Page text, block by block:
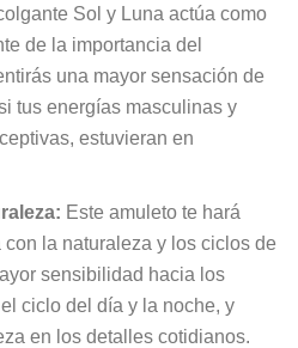
Sol y Luna actúa como
de la importancia del
una mayor sensación de
tus energías masculinas y
estuvieran en
Este amuleto te hará
la naturaleza y los ciclos de
sensibilidad hacia los
ciclo del día y la noche, y
en los detalles cotidianos.